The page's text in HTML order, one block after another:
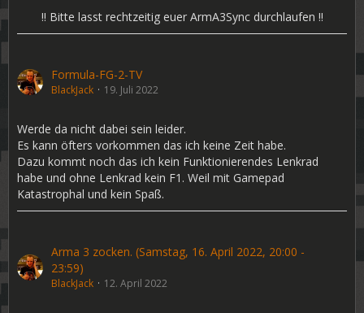
!! Bitte lasst rechtzeitig euer ArmA3Sync durchlaufen !!
Formula-FG-2-TV
BlackJack 19. Juli 2022
Werde da nicht dabei sein leider.
Es kann öfters vorkommen das ich keine Zeit habe.
Dazu kommt noch das ich kein Funktionierendes Lenkrad
habe und ohne Lenkrad kein F1. Weil mit Gamepad
Katastrophal und kein Spaß.
Arma 3 zocken. (Samstag, 16. April 2022, 20:00 -
23:59)
BlackJack 12. April 2022